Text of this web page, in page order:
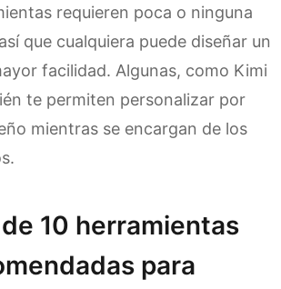
requieren poca o ninguna
que cualquiera puede diseñar un
facilidad. Algunas, como Kimi
te permiten personalizar por
mientras se encargan de los
10 herramientas
para